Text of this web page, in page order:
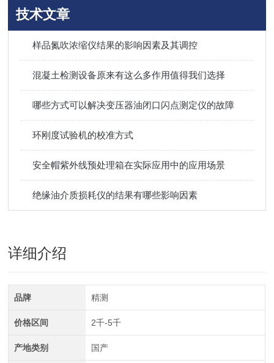
技术文章
样品氮吹浓缩仪结果的影响因素及其调控
混凝土检测设备原来有这么多作用值得我们选择
哪些方式可以解决变压器油闭口闪点测定仪的故障
环刚度试验机的校准方式
安全帽紫外线预处理箱在实际应用中的应用场景
绝缘油介质损耗仪的结果有哪些影响因素
详细介绍
品牌 精测
价格区间 2千-5千
产地类别 国产